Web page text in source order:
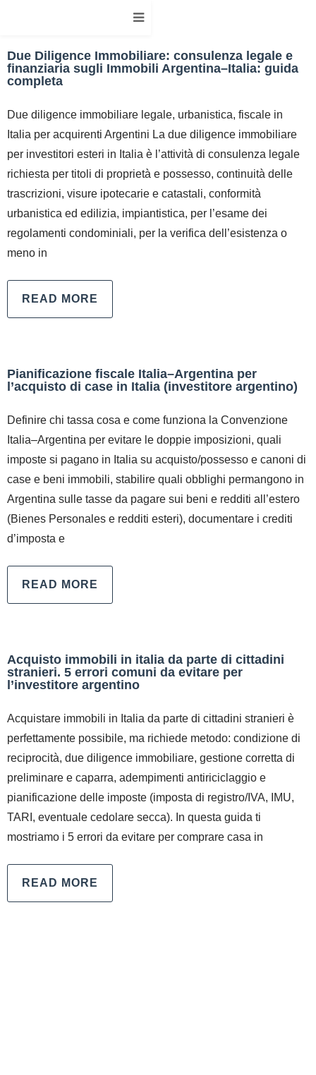
Due Diligence Immobiliare: consulenza legale e
finanziaria sugli Immobili Argentina–Italia: guida
completa
Due diligence immobiliare legale, urbanistica, fiscale in
Italia per acquirenti Argentini La due diligence immobiliare
per investitori esteri in Italia è l’attività di consulenza legale
richiesta per titoli di proprietà e possesso, continuità delle
trascrizioni, visure ipotecarie e catastali, conformità
urbanistica ed edilizia, impiantistica, per l’esame dei
regolamenti condominiali, per la verifica dell’esistenza o
meno in
READ MORE
Pianificazione fiscale Italia–Argentina per
l’acquisto di case in Italia (investitore argentino)
Definire chi tassa cosa e come funziona la Convenzione
Italia–Argentina per evitare le doppie imposizioni, quali
imposte si pagano in Italia su acquisto/possesso e canoni di
case e beni immobili, stabilire quali obblighi permangono in
Argentina sulle tasse da pagare sui beni e redditi all’estero
(Bienes Personales e redditi esteri), documentare i crediti
d’imposta e
READ MORE
Acquisto immobili in italia da parte di cittadini
stranieri. 5 errori comuni da evitare per
l’investitore argentino
Acquistare immobili in Italia da parte di cittadini stranieri è
perfettamente possibile, ma richiede metodo: condizione di
reciprocità, due diligence immobiliare, gestione corretta di
preliminare e caparra, adempimenti antiriciclaggio e
pianificazione delle imposte (imposta di registro/IVA, IMU,
TARI, eventuale cedolare secca). In questa guida ti
mostriamo i 5 errori da evitare per comprare casa in
READ MORE